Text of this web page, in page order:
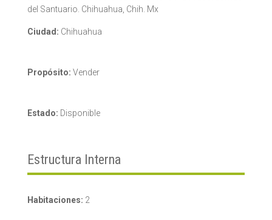
del Santuario. Chihuahua, Chih. Mx
Ciudad: Chihuahua
Propósito: Vender
Estado: Disponible
Estructura Interna
Habitaciones: 2